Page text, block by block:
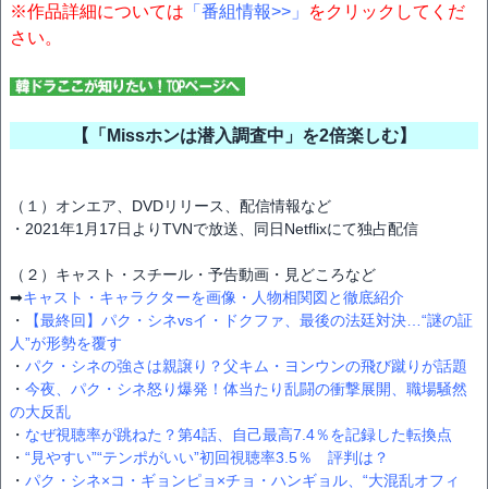
※作品詳細については 「番組情報>>」
をクリックしてくだ
さい。
【「Missホンは潜入調査中」を2倍楽しむ】
（１）オンエア、DVDリリース、配信情報など
・2021年1月17日よりTVNで放送、同日Netflixにて独占配信
（２）キャスト・スチール・予告動画・見どころなど
➡キャスト・キャラクターを画像・人物相関図と徹底紹介
・
【最終回】パク・シネvsイ・ドクファ、最後の法廷対決…“謎の証
人”が形勢を覆す
・ パク・シネの強さは親譲り？父キム・ヨンウンの飛び蹴りが話題
・ 今夜、パク・シネ怒り爆発！体当たり乱闘の衝撃展開、職場騒然
の大反乱
・ なぜ視聴率が跳ねた？第4話、自己最高7.4％を記録した転換点
・ “見やすい”“テンポがいい”初回視聴率3.5％ 評判は？
・ パク・シネ×コ・ギョンピョ×チョ・ハンギョル、“大混乱オフィ